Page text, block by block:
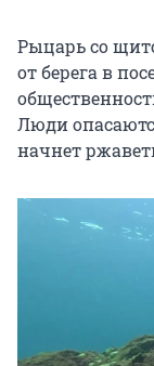
Рыцарь со
от берега в
Люди
начнет